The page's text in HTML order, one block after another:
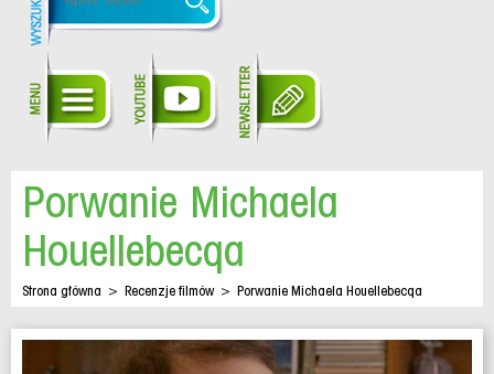
Porwanie Michaela
Houellebecqa
Strona główna > Recenzje filmów > Porwanie Michaela Houellebecqa